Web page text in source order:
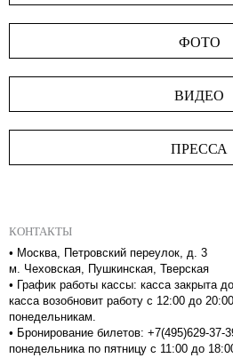
ФОТО
ВИДЕО
ПРЕССА
КОНТАКТЫ
• Москва, Петровский переулок, д. 3
м. Чеховская, Пушкинская, Тверская
• График работы кассы: касса закрыта
касса возобновит работу с 12:00 до
понедельникам.
• Бронирование билетов: +7(495)629-37-
понедельника по пятницу с 11:00 до